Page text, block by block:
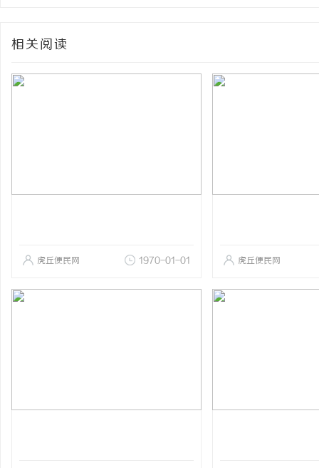
相关阅读
虎丘便民网 1970-01-01 虎丘便民网